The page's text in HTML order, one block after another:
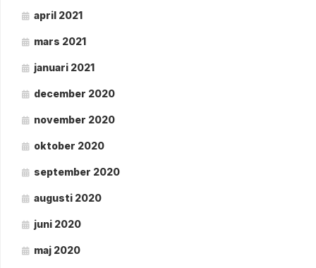
april 2021
mars 2021
januari 2021
december 2020
november 2020
oktober 2020
september 2020
augusti 2020
juni 2020
maj 2020